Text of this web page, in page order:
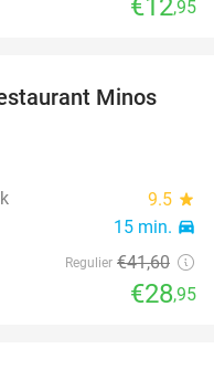
€12,95
30%
Minos
9.5 star
15 min. directions_car
Regulier €41,60
€28,95